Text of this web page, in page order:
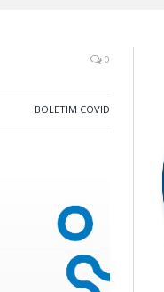
0
BOLETIM COVID